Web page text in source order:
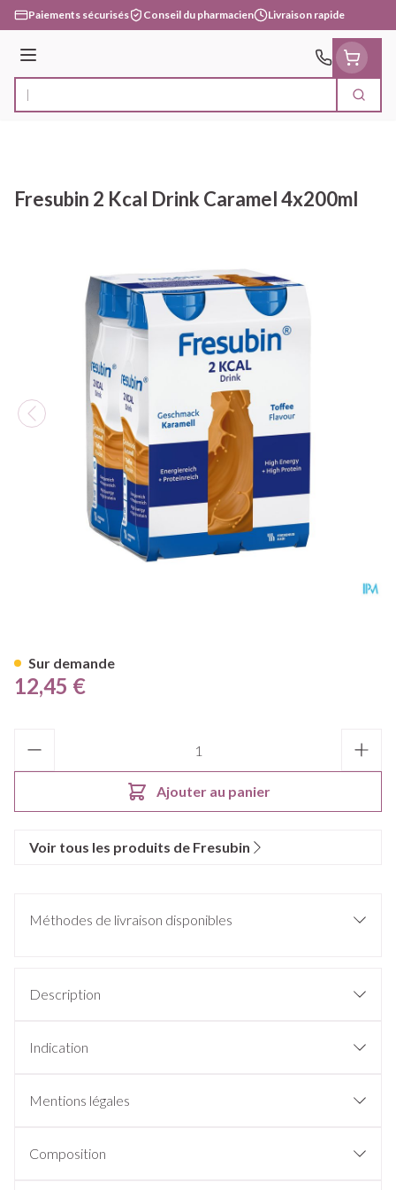
Aller au contenu
Paiements sécurisés Conseil du pharmacien Livraison rapide
Menu
Rechercher
Fresubin 2 Kcal Drink Caramel 4x200ml
12,45 €
Ajouter au panier
Sur demande
Voir tous les produits de Fresubin
Méthodes de livraison disponibles
Description
Indication
Mentions légales
Composition